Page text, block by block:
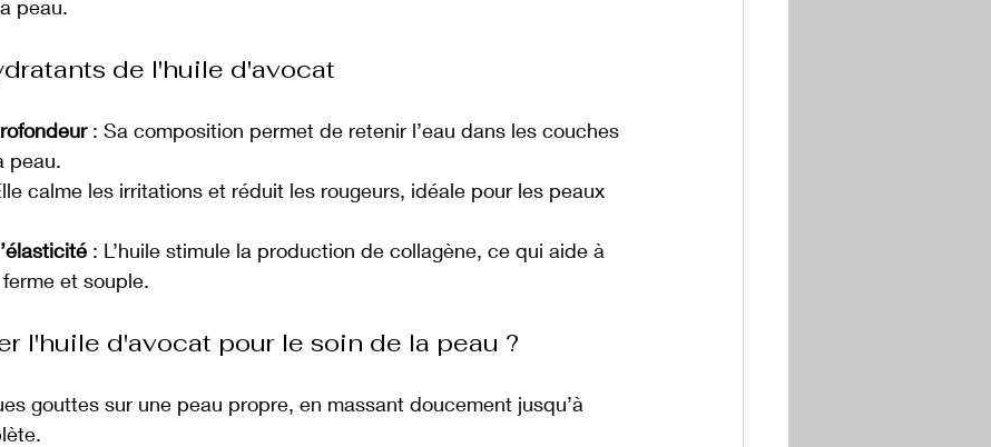
peau.
de l'huile d'avocat
: Sa composition permet de retenir l’eau dans les couches
peau.
calme les irritations et réduit les rougeurs, idéale pour les peaux
: L’huile stimule la production de collagène, ce qui aide à
et souple.
l'huile d'avocat pour le soin de la peau ?
gouttes sur une peau propre, en massant doucement jusqu’à